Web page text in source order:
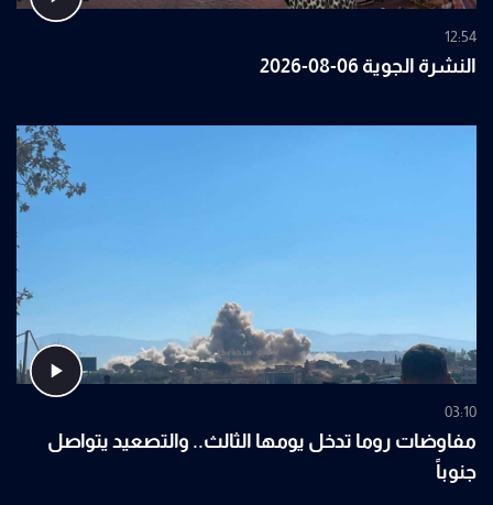
12:54
النشرة الجوية 06-08-2026
03:10
مفاوضات روما تدخل يومها الثالث.. والتصعيد يتواصل
جنوباً